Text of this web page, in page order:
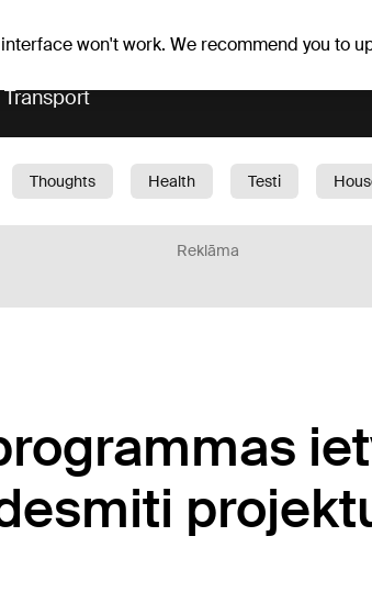
won't work. We recommend you to
Transport
Thoughts Health Testi
Reklāma